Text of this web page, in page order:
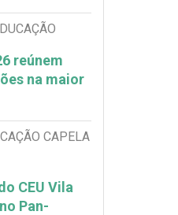
reúnem
na maior
CAPELA
CEU Vila
Pan-